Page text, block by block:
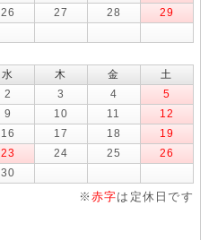
26 27 28
29
水 木 金
土
2 3 4
5
9 10 11
12
16 17 18
19
23 24 25
26
30
※ 赤字は定休日です